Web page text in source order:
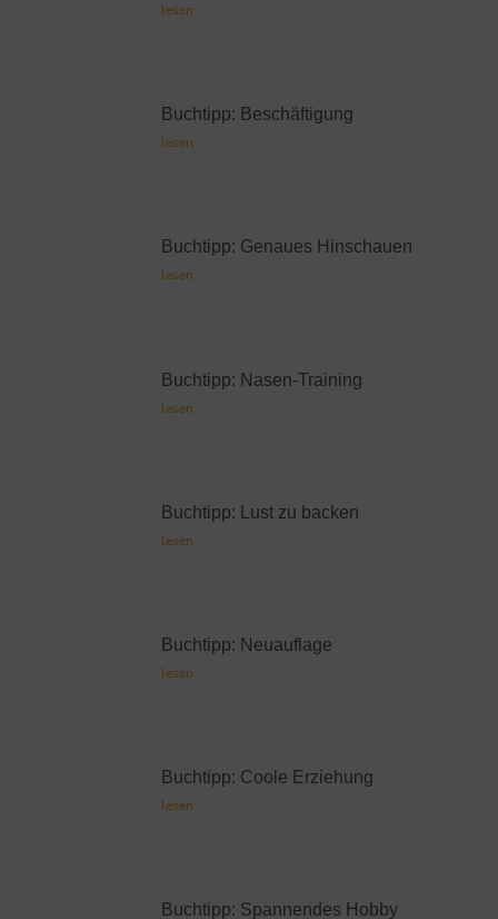
lesen
Buchtipp: Beschäftigung
lesen
Buchtipp: Genaues Hinschauen
lesen
Buchtipp: Nasen-Training
lesen
Buchtipp: Lust zu backen
lesen
Buchtipp: Neuauflage
lesen
Buchtipp: Coole Erziehung
lesen
Buchtipp: Spannendes Hobby